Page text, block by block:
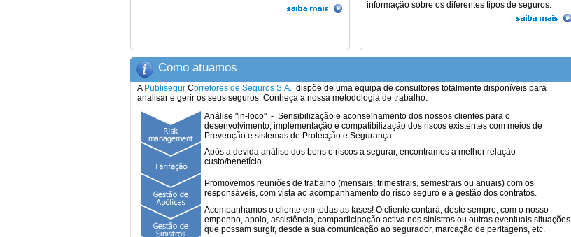
informação sobre os diferentes tipos de seguros.
Como atuamos
A Publisegur Corretores de Seguros S.A. dispõe de uma equipa de consultores totalmente disponíveis para
analisar e gerir os seus seguros. Conheça a nossa metodologia de trabalho:
Análise "in-loco" - Sensibilização e aconselhamento dos nossos clientes para o
desenvolvimento, implementação e compatibilização dos riscos existentes com meios de
Prevenção e sistemas de Protecção e Segurança.
Após a devida análise dos bens e riscos a segurar, encontramos a melhor relação
custo/benefício.
Promovemos reuniões de trabalho (mensais, trimestrais, semestrais ou anuais) com os
responsáveis, com vista ao acompanhamento do risco seguro e à gestão dos contratos.
Acompanhamos o cliente em todas as fases! O cliente contará, deste sempre, com o nosso
empenho, apoio, assistência, comparticipação activa nos sinistros ou outras eventuais situações
que possam surgir, desde a sua comunicação ao segurador, marcação de peritagens, etc.